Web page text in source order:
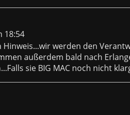
18:54
Hinweis...wir werden den
außerdem bald nach
sie BIG MAC noch nicht